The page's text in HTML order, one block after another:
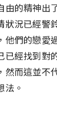
由的精神出
狀況已經警
他們的戀愛
已經找到對
然而這並不
法。